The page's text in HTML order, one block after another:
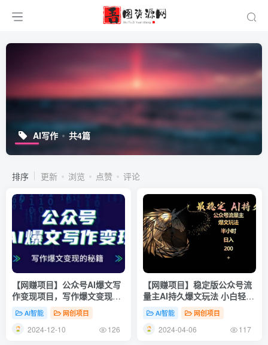
AI写作 共4篇
排序 更新 浏览 点赞 评论
【网赚项目】公众号AI爆文写
作变现项目，写作爆文变现的
秘籍AI智能 网创项目
2024-12-10 126
【网赚项目】稳定版公众号流
量主AI持久爆文玩法 小白轻松
掌握 2个月实测半小时日入
200AI智能 网创项目
2024-04-06 117